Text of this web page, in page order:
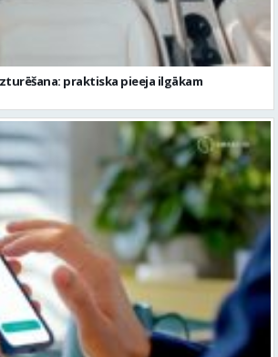
miljoniem digitālās identitātes Smart-ID